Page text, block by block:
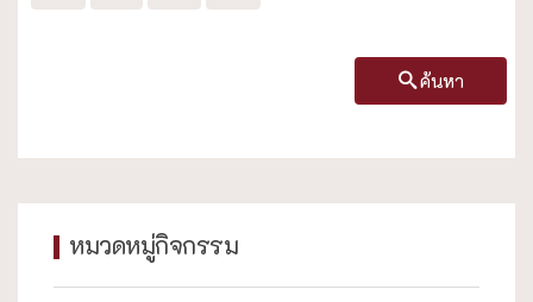
ค้นหา
หมวดหมู่กิจกรรม